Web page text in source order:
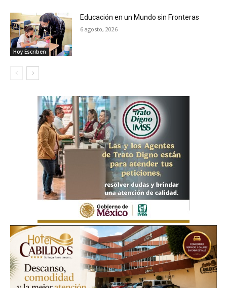
Hoy Escriben
Educación en un Mundo sin Fronteras
6 agosto, 2026